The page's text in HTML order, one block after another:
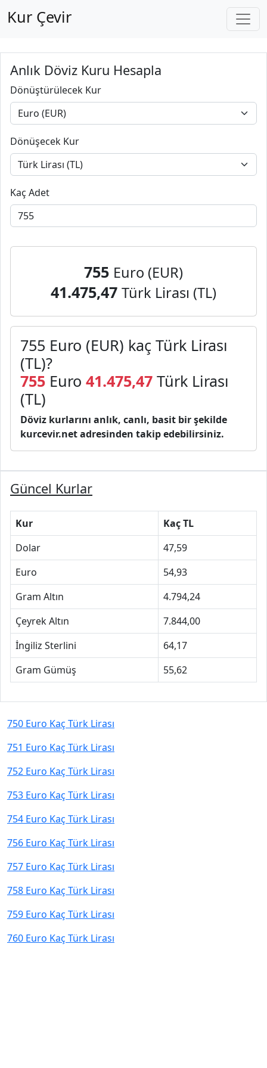
Kur Çevir
Anlık Döviz Kuru Hesapla
Dönüştürülecek Kur
Dönüşecek Kur
Kaç Adet
755 Euro (EUR)
41.475,47 Türk Lirası (TL)
755 Euro (EUR) kaç Türk Lirası
(TL)?
755 Euro 41.475,47 Türk Lirası
(TL)
Döviz kurlarını anlık, canlı, basit bir şekilde
kurcevir.net adresinden takip edebilirsiniz.
Güncel Kurlar
Kur
Kaç TL
Dolar
47,59
Euro
54,93
Gram Altın
4.794,24
Çeyrek Altın
7.844,00
İngiliz Sterlini
64,17
Gram Gümüş
55,62
750 Euro Kaç Türk Lirası
751 Euro Kaç Türk Lirası
752 Euro Kaç Türk Lirası
753 Euro Kaç Türk Lirası
754 Euro Kaç Türk Lirası
756 Euro Kaç Türk Lirası
757 Euro Kaç Türk Lirası
758 Euro Kaç Türk Lirası
759 Euro Kaç Türk Lirası
760 Euro Kaç Türk Lirası